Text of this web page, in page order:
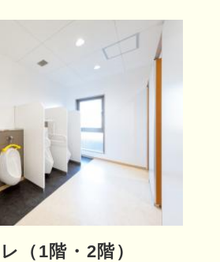
（1階・2階）